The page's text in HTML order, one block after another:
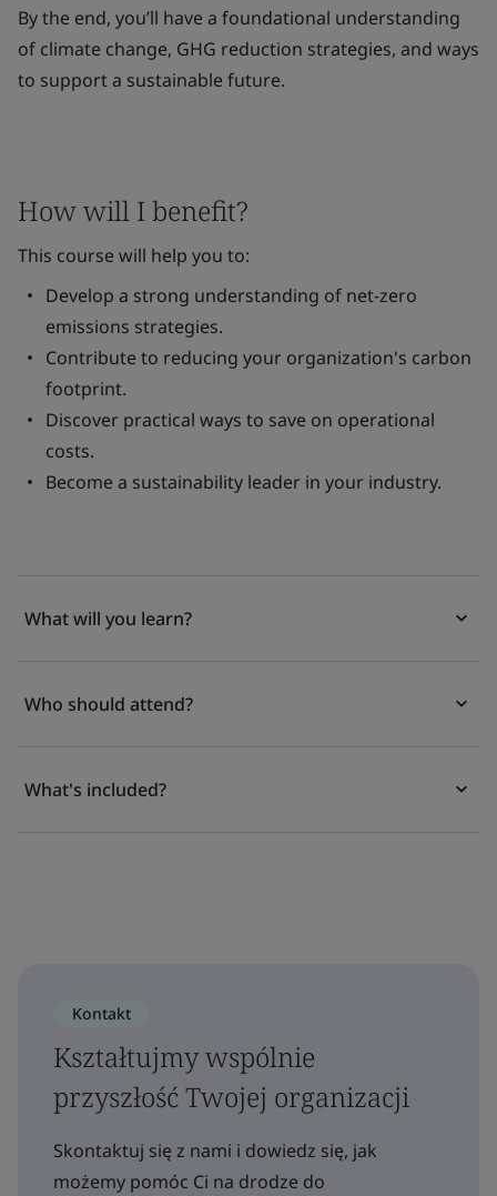
By the end, you’ll have a foundational understanding
of climate change, GHG reduction strategies, and ways
to support a sustainable future.
How will I benefit?
This course will help you to:
Develop a strong understanding of net-zero
emissions strategies.
Contribute to reducing your organization's carbon
footprint.
Discover practical ways to save on operational
costs.
Become a sustainability leader in your industry.
What will you learn?
Who should attend?
What's included?
Kontakt
Kształtujmy wspólnie
przyszłość Twojej organizacji
Skontaktuj się z nami i dowiedz się, jak
możemy pomóc Ci na drodze do